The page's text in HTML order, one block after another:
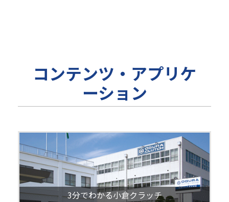
コンテンツ・アプリケ
ーション
3分でわかる小倉クラッチ